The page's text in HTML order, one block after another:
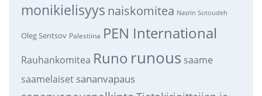
monikielisyys naiskomitea Nasrin Sotoudeh
Oleg Sentsov Palestiina PEN International
Rauhankomitea Runo runous saame
saamelaiset sananvapaus